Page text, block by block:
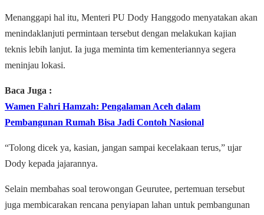
Menanggapi hal itu, Menteri PU Dody Hanggodo menyatakan akan
menindaklanjuti permintaan tersebut dengan melakukan kajian
teknis lebih lanjut. Ia juga meminta tim kementeriannya segera
meninjau lokasi.
Baca Juga :
Wamen Fahri Hamzah: Pengalaman Aceh dalam
Pembangunan Rumah Bisa Jadi Contoh Nasional
“Tolong dicek ya, kasian, jangan sampai kecelakaan terus,” ujar
Dody kepada jajarannya.
Selain membahas soal terowongan Geurutee, pertemuan tersebut
juga membicarakan rencana penyiapan lahan untuk pembangunan